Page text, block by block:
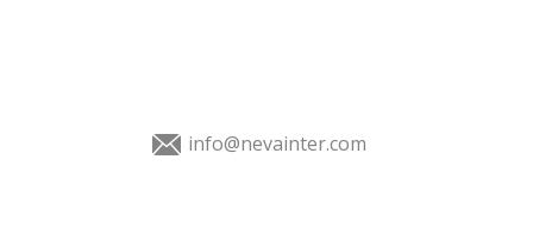
info@nevainter.com